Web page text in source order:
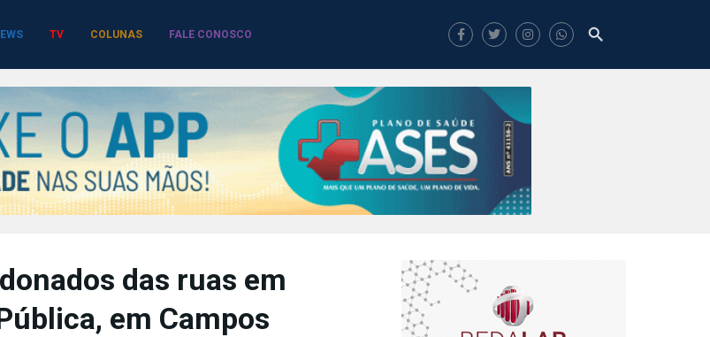
TV COLUNAS FALE CONOSCO
das ruas em
em Campos